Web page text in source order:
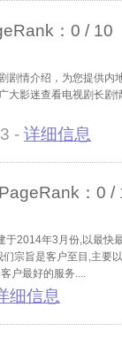
： 0 / 10
剧情介绍，为您提供内
大影迷查看电视剧长剧
- 详细信息
PageRank： 0 /
于2014年3月份,以最快
宗旨是客户至目,主要
户最好的服务.
细信息